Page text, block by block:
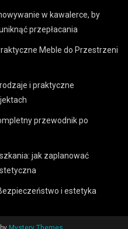
w kawalerce, by
przepłacania
Meble do Przestrzeni
i praktyczne
przewodnik po
jak zaplanować
i estetyka